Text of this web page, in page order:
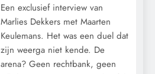
Een exclusief interview van
Marlies Dekkers met Maarten
Keulemans. Het was een duel dat
zijn weerga niet kende. De
arena? Geen rechtbank, geen